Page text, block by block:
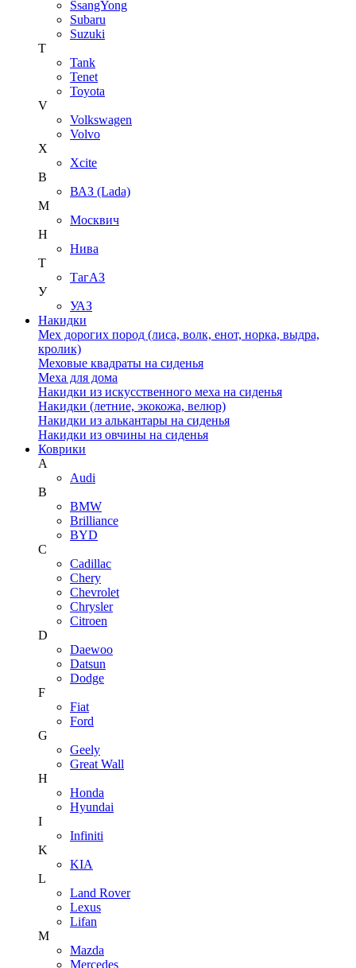
SsangYong
Subaru
Suzuki
T
Tank
Tenet
Toyota
V
Volkswagen
Volvo
X
Xcite
В
ВАЗ (Lada)
М
Москвич
Н
Нива
Т
ТагАЗ
У
УАЗ
Накидки
Мех дорогих пород (лиса, волк, енот, норка, выдра,
кролик)
Меховые квадраты на сиденья
Меха для дома
Накидки из искусственного меха на сиденья
Накидки (летние, экокожа, велюр)
Накидки из алькантары на сиденья
Накидки из овчины на сиденья
Коврики
A
Audi
B
BMW
Brilliance
BYD
C
Cadillac
Chery
Chevrolet
Chrysler
Citroen
D
Daewoo
Datsun
Dodge
F
Fiat
Ford
G
Geely
Great Wall
H
Honda
Hyundai
I
Infiniti
K
KIA
L
Land Rover
Lexus
Lifan
M
Mazda
Mercedes